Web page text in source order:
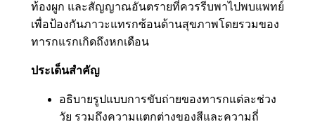
ท้องผูก และสัญญาณอันตรายที่ควรรีบพาไปพบแพทย์
เพื่อป้องกันภาวะแทรกซ้อนด้านสุขภาพโดยรวมของ
ทารกแรกเกิดถึงหกเดือน
ประเด็นสำคัญ
อธิบายรูปแบบการขับถ่ายของทารกแต่ละช่วง
วัย รวมถึงความแตกต่างของสีและความถี่